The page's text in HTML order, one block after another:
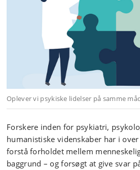
Oplever vi psykiske lidelser på samme
Forskere inden for psykiatri,
humanistiske videnskaber har i
forstå forholdet mellem
baggrund – og forsøgt at give svar